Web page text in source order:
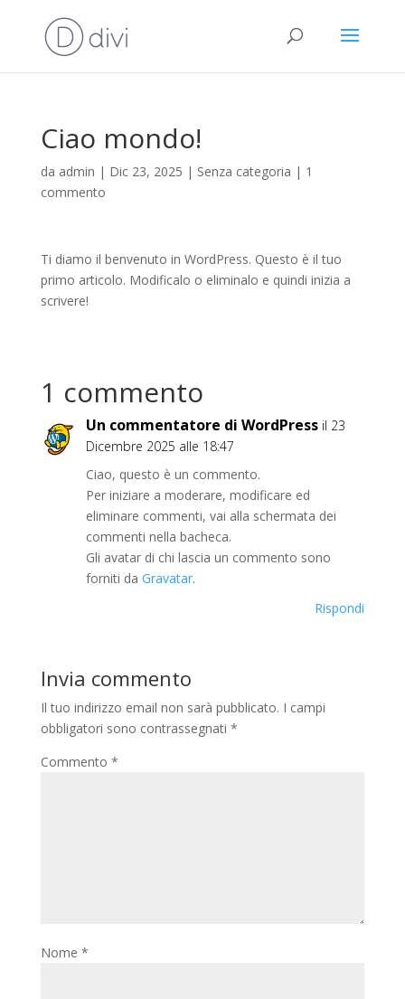
Ciao mondo!
da admin | Dic 23, 2025 | Senza categoria | 1
commento
Ti diamo il benvenuto in WordPress. Questo è il tuo
primo articolo. Modificalo o eliminalo e quindi inizia a
scrivere!
1 commento
Un commentatore di WordPress il 23
Dicembre 2025 alle 18:47
Ciao, questo è un commento.
Per iniziare a moderare, modificare ed
eliminare commenti, vai alla schermata dei
commenti nella bacheca.
Gli avatar di chi lascia un commento sono
forniti da Gravatar.
Rispondi
Invia commento
Il tuo indirizzo email non sarà pubblicato. I campi
obbligatori sono contrassegnati *
Commento *
Nome *